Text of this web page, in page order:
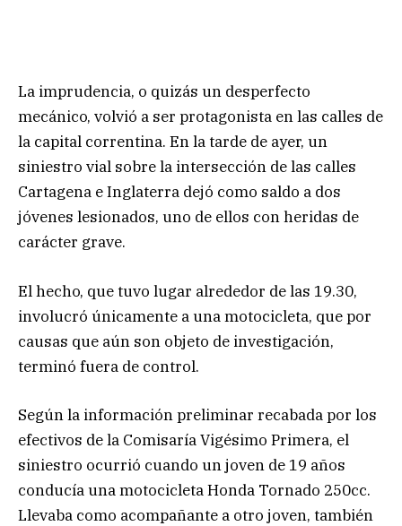
La imprudencia, o quizás un desperfecto
mecánico, volvió a ser protagonista en las calles de
la capital correntina. En la tarde de ayer, un
siniestro vial sobre la intersección de las calles
Cartagena e Inglaterra dejó como saldo a dos
jóvenes lesionados, uno de ellos con heridas de
carácter grave.
El hecho, que tuvo lugar alrededor de las 19.30,
involucró únicamente a una motocicleta, que por
causas que aún son objeto de investigación,
terminó fuera de control.
Según la información preliminar recabada por los
efectivos de la Comisaría Vigésimo Primera, el
siniestro ocurrió cuando un joven de 19 años
conducía una motocicleta Honda Tornado 250cc.
Llevaba como acompañante a otro joven, también